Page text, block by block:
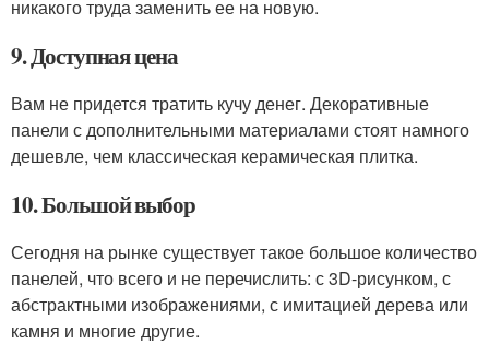
никакого труда заменить ее на новую.
9. Доступная цена
Вам не придется тратить кучу денег. Декоративные
панели с дополнительными материалами стоят намного
дешевле, чем классическая керамическая плитка.
10. Большой выбор
Сегодня на рынке существует такое большое количество
панелей, что всего и не перечислить: с 3D-рисунком, с
абстрактными изображениями, с имитацией дерева или
камня и многие другие.